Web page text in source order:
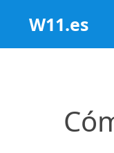
contenido
W11.es